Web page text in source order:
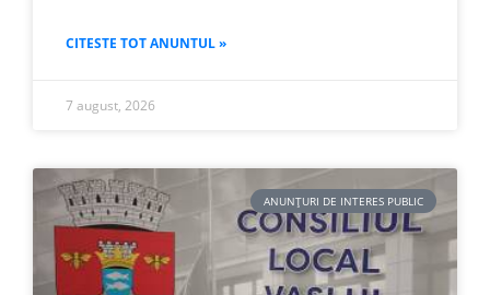
CITESTE TOT ANUNTUL »
7 august, 2026
ANUNȚURI DE INTERES PUBLIC